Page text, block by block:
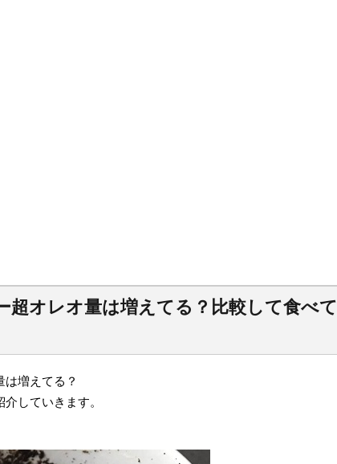
超オレオ量は増えてる？比較して食べて
増えてる？
していきます。